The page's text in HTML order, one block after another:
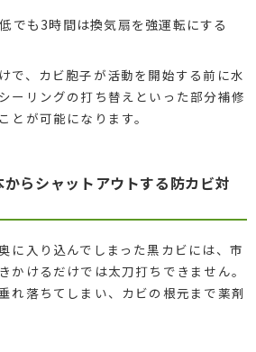
でも3時間は換気扇を強運転にする
で、カビ胞子が活動を開始する前に水
ーリングの打ち替えといった部分補修
とが可能になります。
らシャットアウトする防カビ対
に入り込んでしまった黒カビには、市
かけるだけでは太刀打ちできません。
れ落ちてしまい、カビの根元まで薬剤